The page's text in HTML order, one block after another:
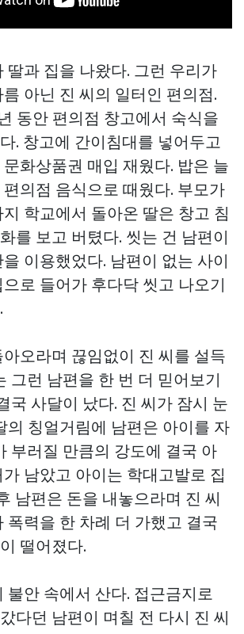
딸과 집을 나왔다. 그런 우리가
아닌 진 씨의 일터인 편의점.
동안 편의점 창고에서 숙식을
. 창고에 간이침대를 넣어두고
문화상품권 매입 재웠다. 밥은 늘
의점 음식으로 때웠다. 부모가
학교에서 돌아온 딸은 창고 침
를 보고 버텼다. 씻는 건 남편이
이용했었다. 남편이 없는 사이
로 들어가 후다닥 씻고 나오기
오라며 끊임없이 진 씨를 설득
그런 남편을 한 번 더 믿어보기
국 사달이 났다. 진 씨가 잠시 눈
의 칭얼거림에 남편은 아이를 자
부러질 만큼의 강도에 결국 아
남았고 아이는 학대고발로 집
남편은 돈을 내놓으라며 진 씨
폭력을 한 차례 더 가했고 결국
떨어졌다.
불안 속에서 산다. 접근금지로
다던 남편이 며칠 전 다시 진 씨